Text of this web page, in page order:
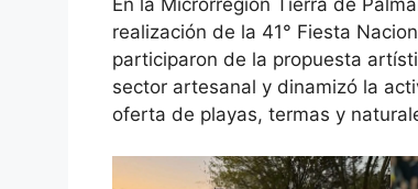
realización de la 41° Fiesta
participaron de la propuesta
sector artesanal y dinamizó la
oferta de playas, termas y